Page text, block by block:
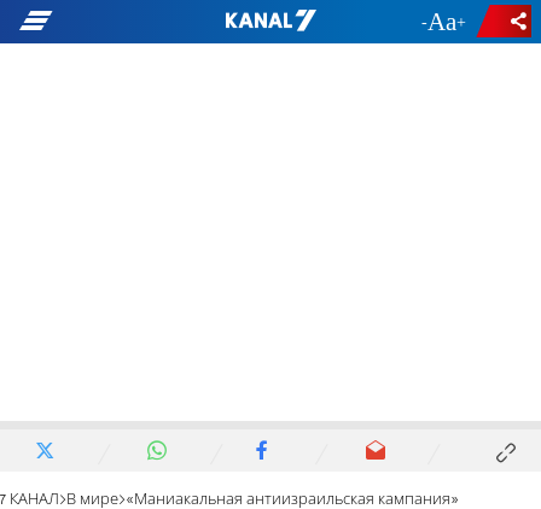
- +
7 КАНАЛ В мире «Маниакальная антиизраильская кампания»